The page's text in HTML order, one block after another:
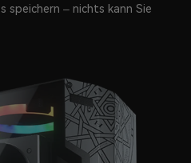
speichern – nichts kann Sie